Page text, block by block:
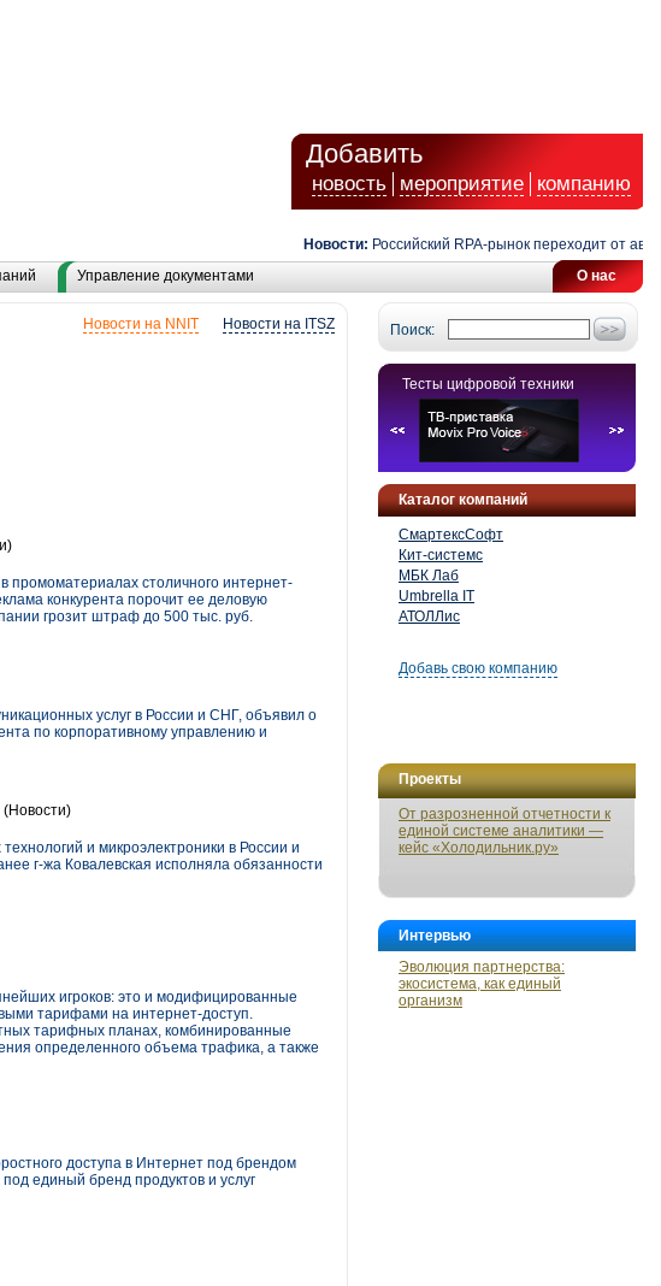
Добавить
новость мероприятие компанию
Новости: Российский RPA-рынок переходит от
О нас
Управление документами
Поиск:
Тесты цифровой техники
Каталог компаний
СмартексСофт
Кит-системс
МБК Лаб
Umbrella IT
АТОЛЛис
Добавь свою компанию
Проекты
От разрозненной отчетности к
единой системе аналитики —
кейс «Холодильник.ру»
Интервью
Эволюция партнерства:
экосистема, как единый
организм
Новости на ITSZ
Новости на NNIT
столичного интернет-
конкурента порочит ее деловую
грозит штраф до 500 тыс. руб.
услуг в России и СНГ, объявил о
по корпоративному управлению и
(Новости)
и микроэлектроники в России и
г-жа Ковалевская исполняла обязанности
игроков: это и модифицированные
тарифами на интернет-доступ.
тарифных планах, комбинированные
определенного объема трафика, а также
доступа в Интернет под брендом
единый бренд продуктов и услуг